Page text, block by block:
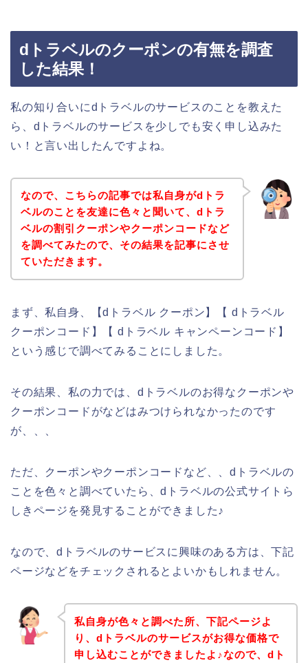
dトラベルのクーポンの有無を調査
した結果！
私の知り合いにdトラベルのサービスのことを教えた
ら、dトラベルのサービスを少しでも安く申し込みた
い！と言い出したんですよね。
なので、こちらの記事では私自身がdトラ
ベルのことを友達に色々と聞いて、dトラ
ベルの割引クーポンやクーポンコードなど
を調べてみたので、その結果を記事にさせ
ていただきます。
まず、私自身、【dトラベル クーポン】【 dトラベル
クーポンコード】【 dトラベル キャンペーンコード】
という感じで調べてみることにしました。
その結果、私の力では、dトラベルのお得なクーポンや
クーポンコードがなどはみつけられなかったのです
が、、、
ただ、クーポンやクーポンコードなど、、dトラベルの
ことを色々と調べていたら、dトラベルの公式サイトら
しきページを発見することができました♪
なので、dトラベルのサービスに興味のある方は、下記
ページなどをチェックされるとよいかもしれません。
私自身が色々と調べた所、下記ページよ
り、dトラベルのサービスがお得な価格で
申し込むことができましたよ♪なので、dト